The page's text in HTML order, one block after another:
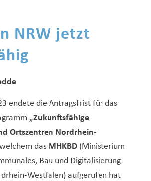
NRW jetzt
endete die Antragsfrist für das
„Zukunftsfähige
Ortszentren Nordrhein-
welchem das MHKBD(Ministerium
Bau und Digitalisierung
Westfalen) aufgerufen hat